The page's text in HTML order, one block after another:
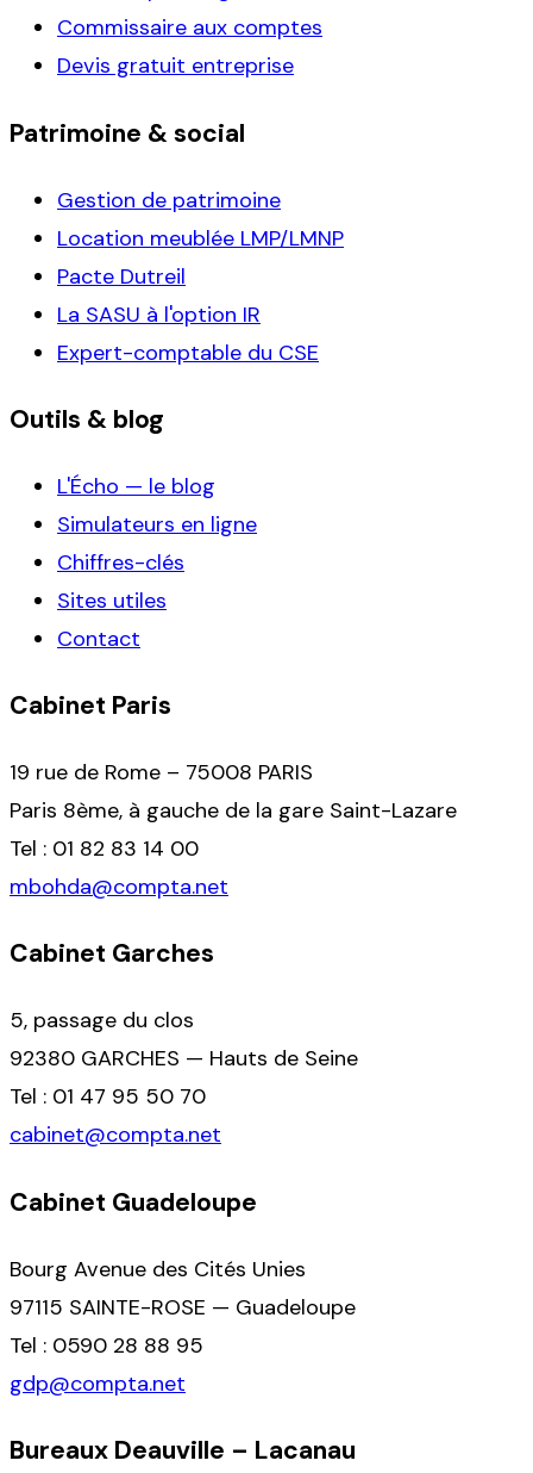
Commissaire aux comptes
Devis gratuit entreprise
Patrimoine & social
Gestion de patrimoine
Location meublée LMP/LMNP
Pacte Dutreil
La SASU à l'option IR
Expert-comptable du CSE
Outils & blog
L'Écho — le blog
Simulateurs en ligne
Chiffres-clés
Sites utiles
Contact
Cabinet Paris
19 rue de Rome – 75008 PARIS
Paris 8ème, à gauche de la gare Saint-Lazare
Tel : 01 82 83 14 00
mbohda@compta.net
Cabinet Garches
5, passage du clos
92380 GARCHES — Hauts de Seine
Tel : 01 47 95 50 70
cabinet@compta.net
Cabinet Guadeloupe
Bourg Avenue des Cités Unies
97115 SAINTE-ROSE — Guadeloupe
Tel : 0590 28 88 95
gdp@compta.net
Bureaux Deauville – Lacanau